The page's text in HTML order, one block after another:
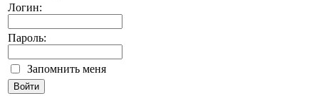
Логин:
Пароль:
Запомнить меня